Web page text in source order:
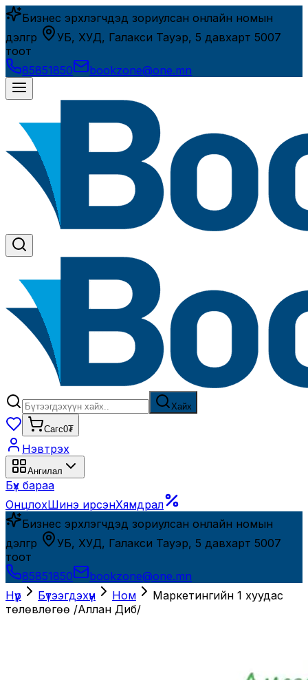
Бизнес эрхлэгчдэд зориулсан онлайн номын
дэлгүүр
УБ, ХУД, Галакси Тауэр, 5 давхарт 5007
тоот
85851850
bookzone@one.mn
Хайх
Сагс0₮
Нэвтрэх
Ангилал
Бүх бараа
ОнцлохШинэ ирсэнХямдрал
Бизнес эрхлэгчдэд зориулсан онлайн номын
дэлгүүр
УБ, ХУД, Галакси Тауэр, 5 давхарт 5007
тоот
85851850
bookzone@one.mn
Нүүр
Бүтээгдэхүүн Ном
Маркетингийн 1 хуудас
төлөвлөгөө /Аллан Диб/